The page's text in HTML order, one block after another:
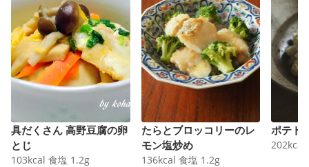
具だくさん 高野豆腐の卵
とじ
103kcal 食塩 1.2g
たらとブロッコリーのレ
モン塩炒め
136kcal 食塩 1.2g
ポテト
202kcal